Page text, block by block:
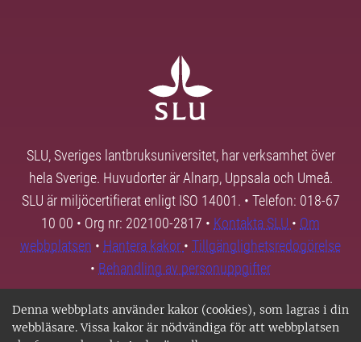
Denna webbplats använder kakor (cookies), som lagras i din
webbläsare. Vissa kakor är nödvändiga för att webbplatsen
SLU, Sveriges lantbruksuniversitet, har verksamhet över
hela Sverige. Huvudorter är Alnarp, Uppsala och Umeå.
SLU är miljöcertifierat enligt ISO 14001. • Telefon: 018-67
10 00 • Org nr: 202100-2817 • Kontakta SLU • Om
webbplatsen • Hantera kakor • Tillgänglighetsredogörelse
• Behandling av personuppgifter